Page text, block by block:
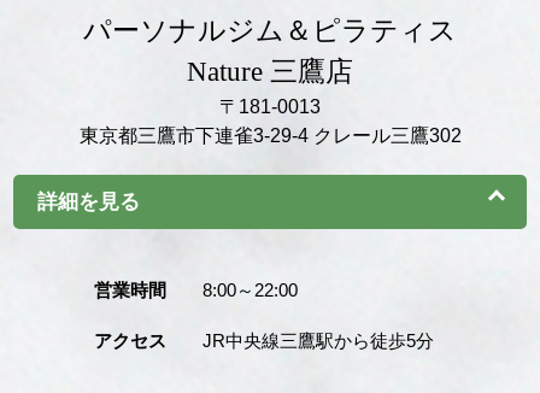
パーソナルジム＆ピラティス
Nature 三鷹店
〒181‐0013
東京都三鷹市下連雀3-29-4 クレール三鷹302
詳細を見る
営業時間 8:00～22:00
アクセス JR中央線三鷹駅から徒歩5分